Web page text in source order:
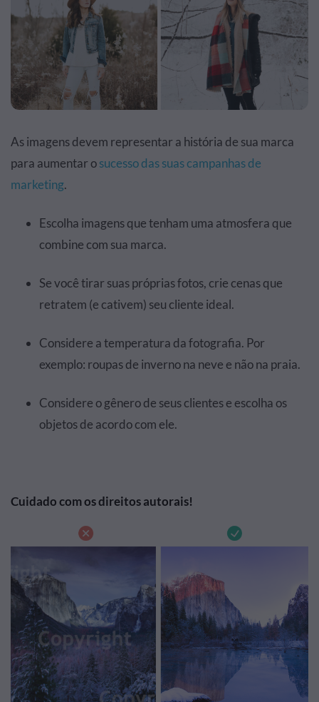
As imagens devem representar a história de sua marca
para aumentar osucesso das suas campanhas de
marketing.
Escolha imagens que tenham uma atmosfera que
combine com sua marca.
Se você tirar suas próprias fotos, crie cenas que
retratem (e cativem) seu cliente ideal.
Considere a temperatura da fotografia. Por
exemplo: roupas de inverno na neve e não na praia.
Considere o gênero de seus clientes e escolha os
objetos de acordo com ele.
Cuidado com os direitos autorais!